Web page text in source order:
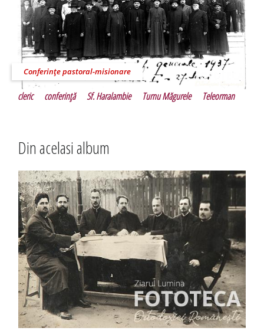
Conferinţe pastoral-misionare
cleric conferinţă Sf. Haralambie Turnu Măgurele Teleorman
Din acelasi album